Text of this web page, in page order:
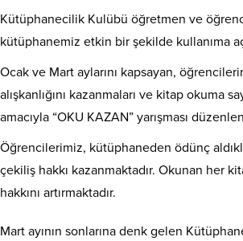
Kütüphanecilik Kulübü öğretmen ve
kütüphanemiz etkin bir şekilde kullanıma
Ocak ve Mart aylarını kapsayan,
alışkanlığını kazanmaları ve kitap okuma
amacıyla “OKU KAZAN” yarışması
Öğrencilerimiz, kütüphaneden ödünç
çekiliş hakkı kazanmaktadır. Okunan her
hakkını artırmaktadır.
Mart ayının sonlarına denk gelen